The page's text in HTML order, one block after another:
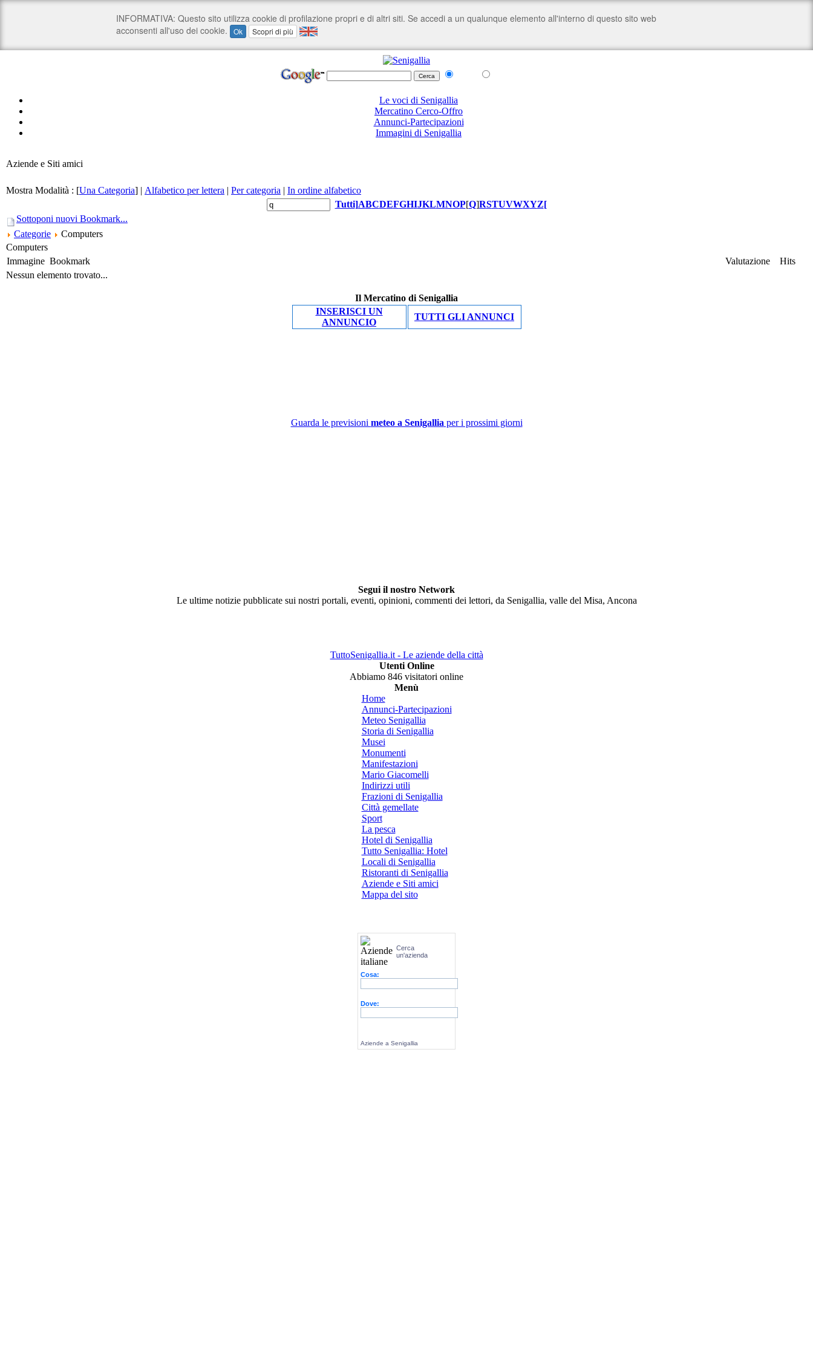
Le voci di Senigallia
Mercatino Cerco-Offro
Annunci-Partecipazioni
Immagini di Senigallia
Aziende e Siti amici
Mostra Modalità : [Una Categoria] | Alfabetico per lettera | Per categoria | In ordine alfabetico
Tutti]ABCDEFGHIJKLMNOP[Q]RSTUVWXYZ[
Sottoponi nuovi Bookmark...
Categorie
Computers
Computers
Immagine Bookmark Valutazione
Hits
Nessun elemento trovato...
Il Mercatino di Senigallia
INSERISCI UN
ANNUNCIO
TUTTI GLI ANNUNCI
Guarda le previsioni meteo a Senigallia per i prossimi giorni
Segui il nostro Network
Le ultime notizie pubblicate sui nostri portali, eventi, opinioni, commenti dei lettori, da Senigallia, valle del Misa, Ancona
TuttoSenigallia.it - Le aziende della città
Utenti Online
Abbiamo 846 visitatori online
Menù
Home
Annunci-Partecipazioni
Meteo Senigallia
Storia di Senigallia
Musei
Monumenti
Manifestazioni
Mario Giacomelli
Indirizzi utili
Frazioni di Senigallia
Città gemellate
Sport
La pesca
Hotel di Senigallia
Tutto Senigallia: Hotel
Locali di Senigallia
Ristoranti di Senigallia
Aziende e Siti amici
Mappa del sito
Cerca
un'azienda
Cosa:
Dove:
Aziende a Senigallia